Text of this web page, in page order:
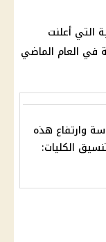
التي أعلنت
في العام الماضي
وارتفاع هذه
الكليات: